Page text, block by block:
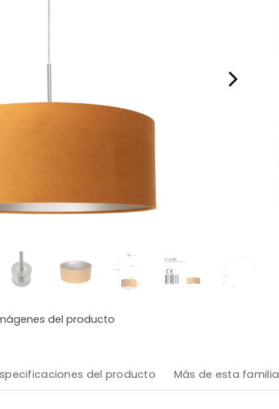
del producto
del producto Más de esta familia